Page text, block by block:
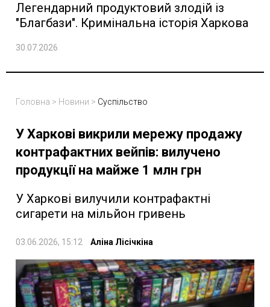
Легендарний продуктовий злодій із
"Благбази". Кримінальна історія Харкова
30.07.2026
Головна > Новини > Суспільство
У Харкові викрили мережу продажу
контрафактних вейпів: вилучено
продукції на майже 1 млн грн
У Харкові вилучили контрафактні
сигарети на мільйон гривень
03.06.2026, 15:12 Аліна Лісічкіна